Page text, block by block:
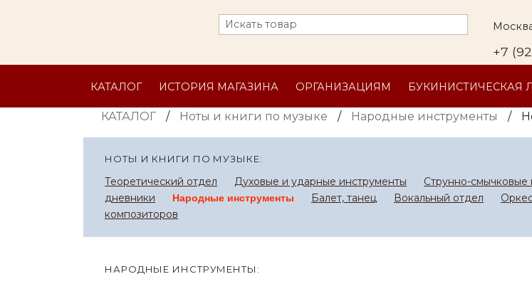
+7
КАТАЛОГ ИСТОРИЯ МАГАЗИНА ОРГАНИЗАЦИЯМ БУКИНИСТИЧЕСКАЯ
КАТАЛОГ / Ноты и книги по музыке / Народные инструменты /
НОТЫ И КНИГИ ПО МУЗЫКЕ:
Теоретический отдел Духовые и ударные инструменты Струнно-смычковые
дневники
Народные инструменты Балет, танец Вокальный отдел
композиторов
НАРОДНЫЕ ИНСТРУМЕНТЫ: